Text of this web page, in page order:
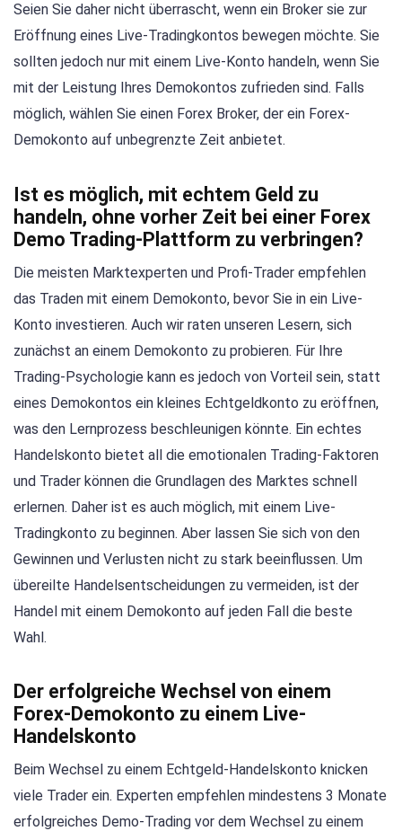
Seien Sie daher nicht überrascht, wenn ein Broker sie zur
Eröffnung eines Live-Tradingkontos bewegen möchte. Sie
sollten jedoch nur mit einem Live-Konto handeln, wenn Sie
mit der Leistung Ihres Demokontos zufrieden sind. Falls
möglich, wählen Sie einen Forex Broker, der ein Forex-
Demokonto auf unbegrenzte Zeit anbietet.
Ist es möglich, mit echtem Geld zu
handeln, ohne vorher Zeit bei einer Forex
Demo Trading-Plattform zu verbringen?
Die meisten Marktexperten und Profi-Trader empfehlen
das Traden mit einem Demokonto, bevor Sie in ein Live-
Konto investieren. Auch wir raten unseren Lesern, sich
zunächst an einem Demokonto zu probieren. Für Ihre
Trading-Psychologie kann es jedoch von Vorteil sein, statt
eines Demokontos ein kleines Echtgeldkonto zu eröffnen,
was den Lernprozess beschleunigen könnte. Ein echtes
Handelskonto bietet all die emotionalen Trading-Faktoren
und Trader können die Grundlagen des Marktes schnell
erlernen. Daher ist es auch möglich, mit einem Live-
Tradingkonto zu beginnen. Aber lassen Sie sich von den
Gewinnen und Verlusten nicht zu stark beeinflussen. Um
übereilte Handelsentscheidungen zu vermeiden, ist der
Handel mit einem Demokonto auf jeden Fall die beste
Wahl.
Der erfolgreiche Wechsel von einem
Forex-Demokonto zu einem Live-
Handelskonto
Beim Wechsel zu einem Echtgeld-Handelskonto knicken
viele Trader ein. Experten empfehlen mindestens 3 Monate
erfolgreiches Demo-Trading vor dem Wechsel zu einem